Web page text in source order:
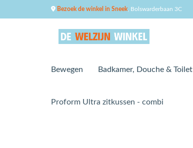
Bezoek de winkel in Sneek , Bolswarderbaan 3C
Bewegen Badkamer, Douche & Toilet
Proform Ultra zitkussen - combi